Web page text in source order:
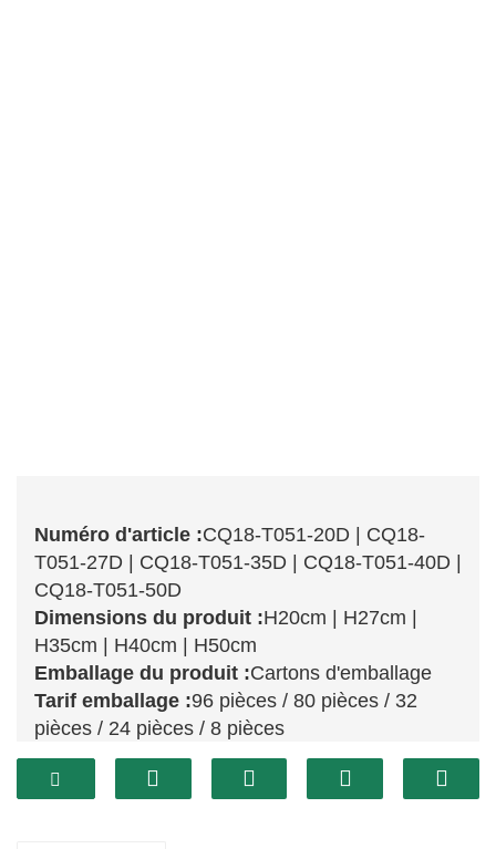
Numéro d'article :CQ18-T051-20D | CQ18-
T051-27D | CQ18-T051-35D | CQ18-T051-40D |
CQ18-T051-50D
Dimensions du produit :H20cm | H27cm |
H35cm | H40cm | H50cm
Emballage du produit :Cartons d'emballage
Tarif emballage :96 pièces / 80 pièces / 32
pièces / 24 pièces / 8 pièces
Dimensions de la boîte extérieure :62 cm x 47
cm x 43 cm / 85 cm x 64 cm x 28 cm / 90 cm x